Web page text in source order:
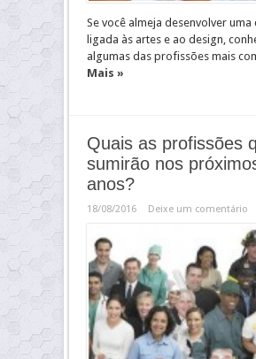
Se você almeja desenvolver uma
ligada às artes e ao design,
algumas das profissões mais
Mais »
Quais as profissões
sumirão nos
anos?
18/08/2016 Deixe um comentário